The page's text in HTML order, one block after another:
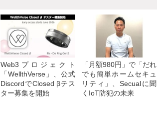
Web3プロジェクト
「WellthVerse」、公式
DiscordでClosed βテス
ター募集を開始
「月額980円」で「だれ
でも簡単ホームセキュ
リティ」、Secualに聞
くIoT防犯の未来